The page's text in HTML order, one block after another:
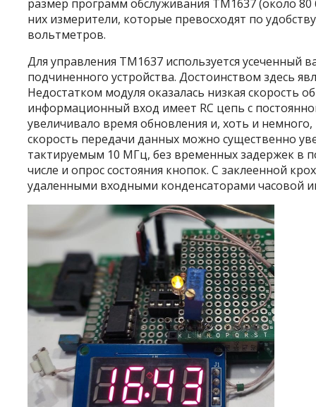
размер программ обслуживания TM1637 (около
них измерители, которые превосходят по
вольтметров.
Для управления TM1637 используется усеченный
подчиненного устройства. Достоинством здесь
Недостатком модуля оказалась низкая
информационный вход имеет RC цепь с
увеличивало время обновления и, хоть и
скорость передачи данных можно существенно
тактируемым 10 МГц, без временных задержек в
числе и опрос состояния кнопок. С заклеенной
удаленными входными конденсаторами часовой